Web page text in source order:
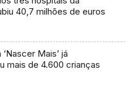
40,7 milhões de euros
Mais’ já
mais de 4.600 crianças